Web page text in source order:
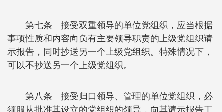
第七条 接受双重领导的单位党组织，应当根据
事项性质和内容向负有主要领导职责的上级党组织请
示报告，同时抄送另一个上级党组织。特殊情况下，
可以不抄送另一个上级党组织。
第八条 接受归口领导、管理的单位党组织，必
须服从批准其设立的党组织的领导，向其请示报告工